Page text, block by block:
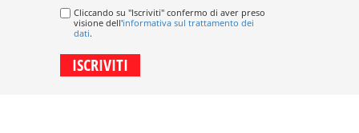
Cliccando su "Iscriviti" confermo di aver preso
visione dell'informativa sul trattamento dei
dati.